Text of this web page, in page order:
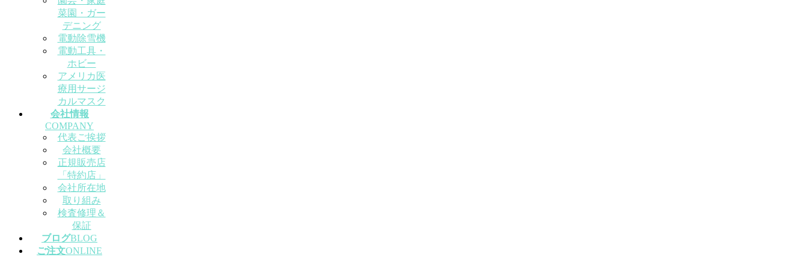
菜園・ガー
デニング
電動除雪機
電動工具・
ホビー
アメリカ医
療用サージ
カルマスク
会社情報
COMPANY
代表ご挨拶
会社概要
正規販売店
「特約店」
会社所在地
取り組み
検査修理＆
保証
ブログBLOG
ご注文ONLINE